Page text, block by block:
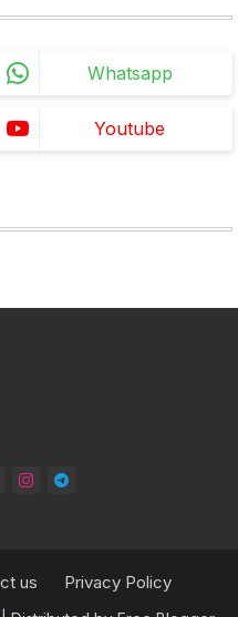
Whatsapp
Youtube
us Privacy Policy